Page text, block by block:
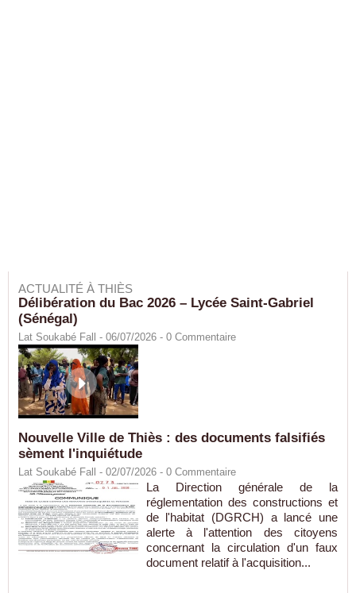
ACTUALITÉ À THIÈS
Délibération du Bac 2026 – Lycée Saint-Gabriel
(Sénégal)
Lat Soukabé Fall - 06/07/2026 - 0 Commentaire
Nouvelle Ville de Thiès : des documents falsifiés
sèment l'inquiétude
Lat Soukabé Fall - 02/07/2026 - 0 Commentaire
La Direction générale de la
réglementation des constructions et
de l'habitat (DGRCH) a lancé une
alerte à l'attention des citoyens
concernant la circulation d'un faux
document relatif à l'acquisition...